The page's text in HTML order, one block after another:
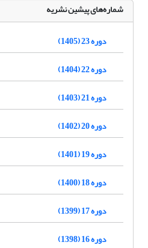
شماره‌های پیشین نشریه
دوره 23 (1405)
دوره 22 (1404)
دوره 21 (1403)
دوره 20 (1402)
دوره 19 (1401)
دوره 18 (1400)
دوره 17 (1399)
دوره 16 (1398)